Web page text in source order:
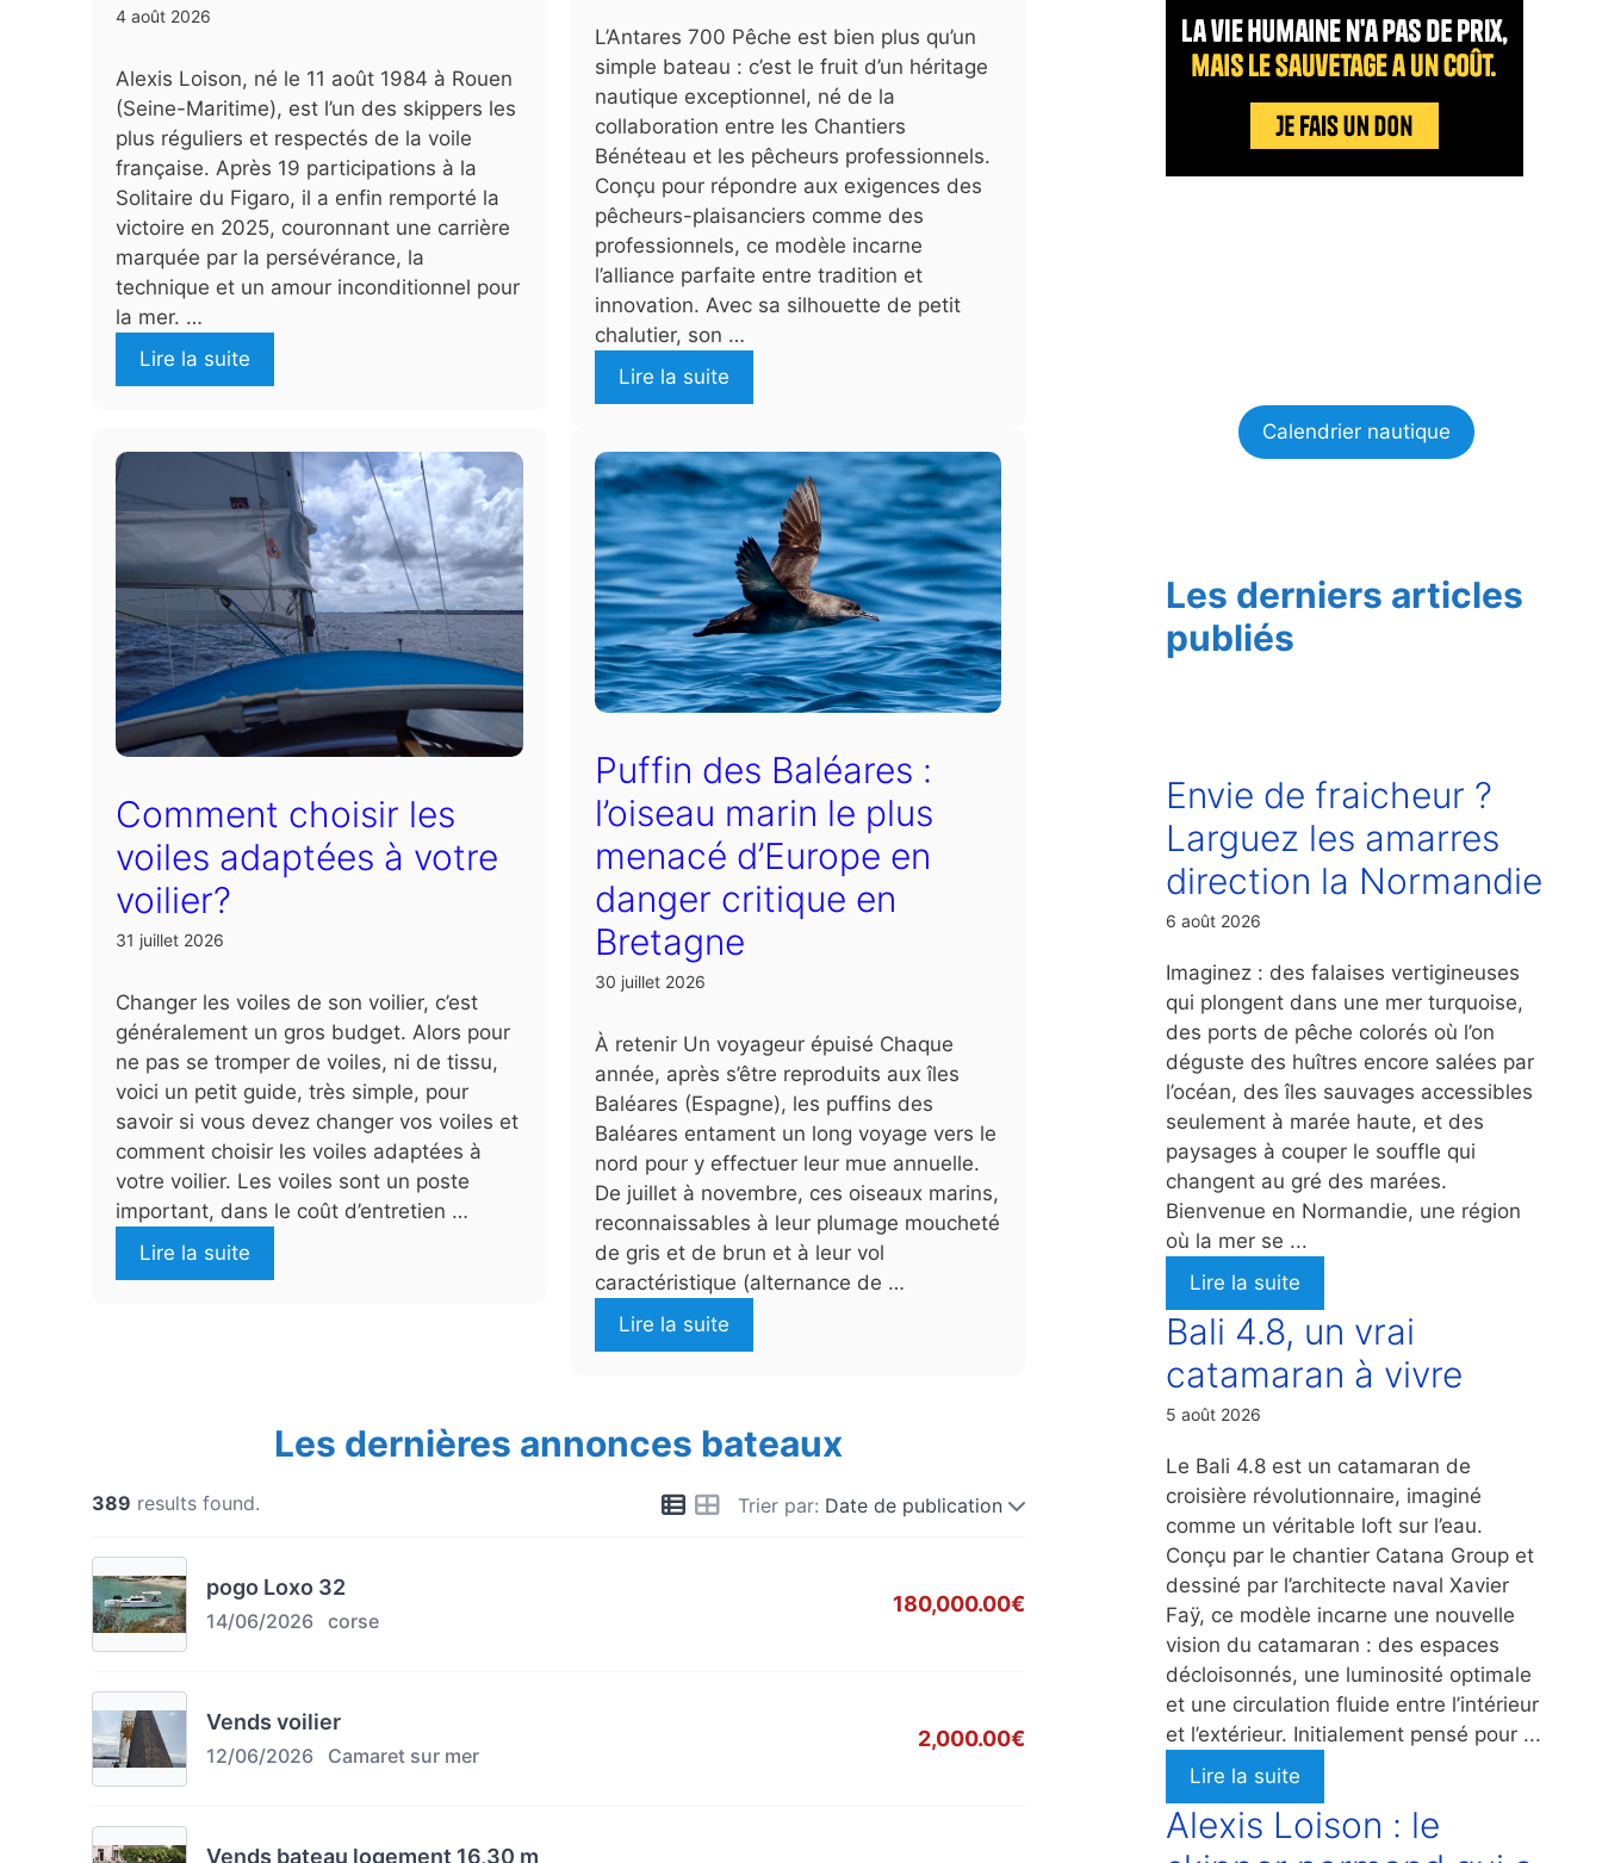
4 août 2026
Alexis Loison, né le 11 août 1984 à Rouen
(Seine-Maritime), est l’un des skippers les
plus réguliers et respectés de la voile
française. Après 19 participations à la
Solitaire du Figaro, il a enfin remporté la
victoire en 2025, couronnant une carrière
marquée par la persévérance, la
technique et un amour inconditionnel pour
la mer. …
Lire la suite
L’Antares 700 Pêche est bien plus qu’un
simple bateau : c’est le fruit d’un héritage
nautique exceptionnel, né de la
collaboration entre les Chantiers
Bénéteau et les pêcheurs professionnels.
Conçu pour répondre aux exigences des
pêcheurs-plaisanciers comme des
professionnels, ce modèle incarne
l’alliance parfaite entre tradition et
innovation. Avec sa silhouette de petit
chalutier, son …
Lire la suite
Comment choisir les
voiles adaptées à votre
voilier?
31 juillet 2026
Changer les voiles de son voilier, c’est
généralement un gros budget. Alors pour
ne pas se tromper de voiles, ni de tissu,
voici un petit guide, très simple, pour
savoir si vous devez changer vos voiles et
comment choisir les voiles adaptées à
votre voilier. Les voiles sont un poste
important, dans le coût d’entretien …
Lire la suite
Puffin des Baléares :
l’oiseau marin le plus
menacé d’Europe en
danger critique en
Bretagne
30 juillet 2026
À retenir Un voyageur épuisé Chaque
année, après s’être reproduits aux îles
Baléares (Espagne), les puffins des
Baléares entament un long voyage vers le
nord pour y effectuer leur mue annuelle.
De juillet à novembre, ces oiseaux marins,
reconnaissables à leur plumage moucheté
de gris et de brun et à leur vol
caractéristique (alternance de …
Lire la suite
Les dernières annonces bateaux
Trier par: Date de publication
389 results found.
pogo Loxo 32
14/06/2026 corse
180,000.00€
Vends voilier
12/06/2026 Camaret sur mer
2,000.00€
Vends bateau logement 16,30 m
Calendrier nautique
Les derniers articles
publiés
Envie de fraicheur ?
Larguez les amarres
direction la Normandie
6 août 2026
Imaginez : des falaises vertigineuses
qui plongent dans une mer turquoise,
des ports de pêche colorés où l’on
déguste des huîtres encore salées par
l’océan, des îles sauvages accessibles
seulement à marée haute, et des
paysages à couper le souffle qui
changent au gré des marées.
Bienvenue en Normandie, une région
où la mer se ...
Lire la suite
Bali 4.8, un vrai
catamaran à vivre
5 août 2026
Le Bali 4.8 est un catamaran de
croisière révolutionnaire, imaginé
comme un véritable loft sur l’eau.
Conçu par le chantier Catana Group et
dessiné par l’architecte naval Xavier
Faÿ, ce modèle incarne une nouvelle
vision du catamaran : des espaces
décloisonnés, une luminosité optimale
et une circulation fluide entre l’intérieur
et l’extérieur. Initialement pensé pour ...
Lire la suite
Alexis Loison : le